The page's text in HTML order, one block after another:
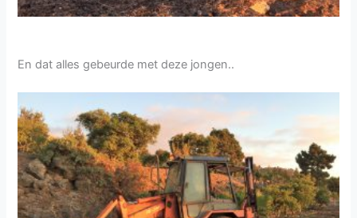
En dat alles gebeurde met deze jongen..